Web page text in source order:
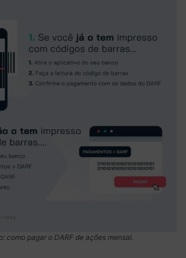
como pagar o DARF de ações mensal.